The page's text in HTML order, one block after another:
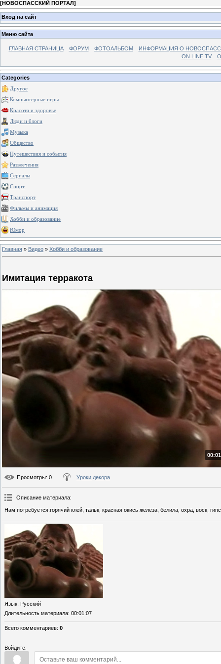
[НОВОСПАССКИЙ ПОРТАЛ]
Вход на сайт
Меню сайта
ГЛАВНАЯ СТРАНИЦА ФОРУМ ФОТОАЛЬБОМ
ИНФОРМАЦИЯ О
ON LINE TV
Categories
Другое
Компьютерные игры
Красота и здоровье
Люди и блоги
Музыка
Общество
Путешествия и события
Развлечения
Сериалы
Спорт
Транспорт
Фильмы и анимация
Хобби и образование
Юмор
Главная » Видео » Хобби и образование
Имитация терракота
Просмотры: 0 Уроки декора
Описание материала:
Нам потребуется:горячий клей, тальк, красная окись железа, белила, охра, воск,
Язык: Русский
Длительность материала: 00:01:07
Всего комментариев: 0
Войдите: